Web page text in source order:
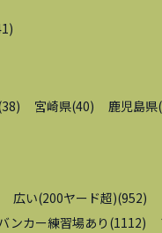
)
38) 宮崎県(40) 鹿児島県(
広い(200ヤード超)(952)
ンカー練習場あり (1112)